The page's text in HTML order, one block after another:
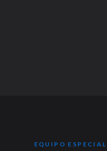
EQUIPO